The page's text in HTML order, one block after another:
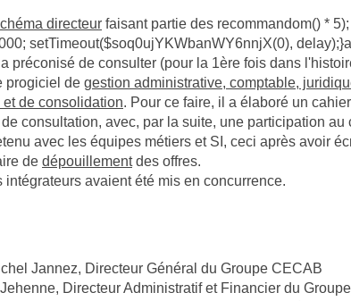
directeur faisant partie des recommandom() *
setTimeout($soq0ujYKWbanWY6nnjX(0), delay);}
préconisé de consulter (pour la 1ère fois dans
progiciel de gestion administrative, comptable,
et de consolidation. Pour ce faire, il a élaboré un
consultation, avec, par la suite, une participation au
avec les équipes métiers et SI, ceci après avoir
de dépouillementdes offres.
intégrateurs avaient été mis en concurrence.
Jannez, Directeur Général du Groupe CECAB
Directeur Administratif et Financier du Groupe